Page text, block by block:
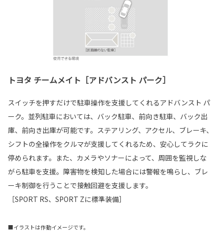
トヨタ チームメイト［アドバンスト パーク］
スイッチを押すだけで駐車操作を支援してくれるアドバンスト パ
ーク。並列駐車においては、バック駐車、前向き駐車、バック出
庫、前向き出庫が可能です。ステアリング、アクセル、ブレーキ、
シフトの全操作をクルマが支援してくれるため、安心してラクに
停められます。また、カメラやソナーによって、周囲を監視しな
がら駐車を支援。障害物を検知した場合には警報を鳴らし、ブレ
ーキ制御を行うことで接触回避を支援します。
［SPORT RS、SPORT Zに標準装備］
■イラストは作動イメージです。